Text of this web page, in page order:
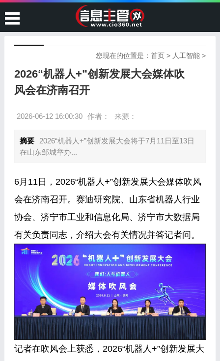
您现在的位置是：首页 > 人工智能 >
2026“机器人+”创新发展大会媒体吹
风会在济南召开
2026-06-12 16:00:30 作者： 来源：
摘要
2026“机器人+”创新发展大会将于7月11日至13日
在山东邹城举办...
6月11日，2026“机器人+”创新发展大会媒体吹风
会在济南召开。赛迪研究院、山东省机器人行业
协会、济宁市工业和信息化局、济宁市大数据局
有关负责同志，介绍大会有关情况并答记者问。
记者在吹风会上获悉，2026“机器人+”创新发展大